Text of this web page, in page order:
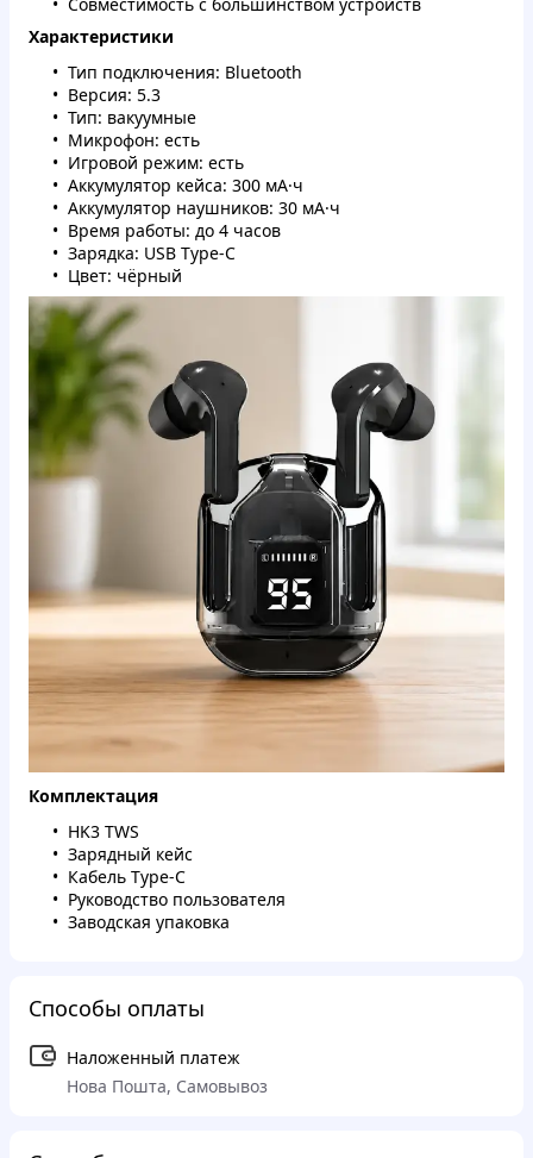
Характеристики
Тип подключения: Bluetooth
Версия: 5.3
Тип: вакуумные
Микрофон: есть
Игровой режим: есть
Аккумулятор кейса: 300 мА·ч
Аккумулятор наушников: 30 мА·ч
Время работы: до 4 часов
Зарядка: USB Type-C
Цвет: чёрный
Комплектация
HK3 TWS
Зарядный кейс
Кабель Type-C
Руководство пользователя
Заводская упаковка
Способы оплаты
Наложенный платеж
Нова Пошта, Самовывоз